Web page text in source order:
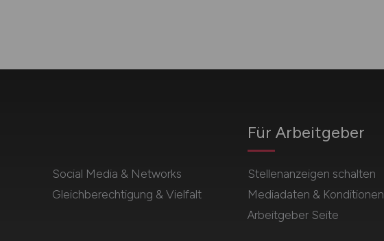
Social Media & Networks
Gleichberechtigung & Vielfalt
Für Arbeitgeber
Stellenanzeigen schalten
Mediadaten & Konditionen
Arbeitgeber Seite